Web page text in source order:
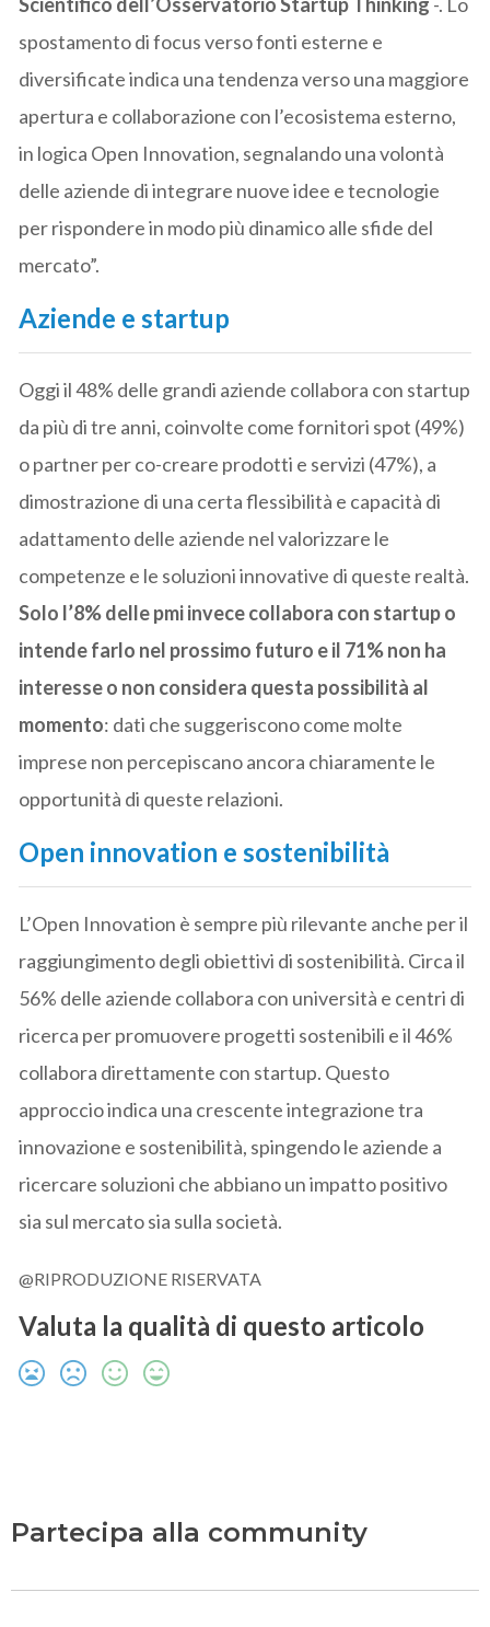
spostamento di focus verso fonti esterne e
diversificate indica una tendenza verso una maggiore
apertura e collaborazione con l’ecosistema esterno,
in logica Open Innovation, segnalando una volontà
delle aziende di integrare nuove idee e tecnologie
per rispondere in modo più dinamico alle sfide del
mercato”.
Aziende e startup
Oggi il 48% delle grandi aziende collabora con startup
da più di tre anni, coinvolte come fornitori spot (49%)
o partner per co-creare prodotti e servizi (47%), a
dimostrazione di una certa flessibilità e capacità di
adattamento delle aziende nel valorizzare le
competenze e le soluzioni innovative di queste realtà.
Solo l’8% delle pmi invece collabora con startup o
intende farlo nel prossimo futuro e il 71% non ha
interesse o non considera questa possibilità al
momento: dati che suggeriscono come molte
imprese non percepiscano ancora chiaramente le
opportunità di queste relazioni.
Open innovation e sostenibilità
L’Open Innovation è sempre più rilevante anche per il
raggiungimento degli obiettivi di sostenibilità. Circa il
56% delle aziende collabora con università e centri di
ricerca per promuovere progetti sostenibili e il 46%
collabora direttamente con startup. Questo
approccio indica una crescente integrazione tra
innovazione e sostenibilità, spingendo le aziende a
ricercare soluzioni che abbiano un impatto positivo
sia sul mercato sia sulla società.
@RIPRODUZIONE RISERVATA
Valuta la qualità di questo articolo
Partecipa alla community